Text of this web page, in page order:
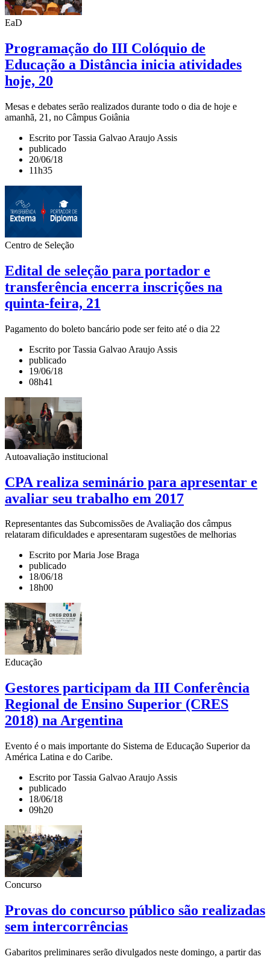
EaD
Programação do III Colóquio de
Educação a Distância inicia atividades
hoje, 20
Mesas e debates serão realizados durante todo o dia de hoje e
amanhã, 21, no Câmpus Goiânia
Escrito por Tassia Galvao Araujo Assis
publicado
20/06/18
11h35
Centro de Seleção
Edital de seleção para portador e
transferência encerra inscrições na
quinta-feira, 21
Pagamento do boleto bancário pode ser feito até o dia 22
Escrito por Tassia Galvao Araujo Assis
publicado
19/06/18
08h41
Autoavaliação institucional
CPA realiza seminário para apresentar e
avaliar seu trabalho em 2017
Representantes das Subcomissões de Avaliação dos câmpus
relataram dificuldades e apresentaram sugestões de melhorias
Escrito por Maria Jose Braga
publicado
18/06/18
18h00
Educação
Gestores participam da III Conferência
Regional de Ensino Superior (CRES
2018) na Argentina
Evento é o mais importante do Sistema de Educação Superior da
América Latina e do Caribe.
Escrito por Tassia Galvao Araujo Assis
publicado
18/06/18
09h20
Concurso
Provas do concurso público são realizadas
sem intercorrências
Gabaritos preliminares serão divulgados neste domingo, a partir das